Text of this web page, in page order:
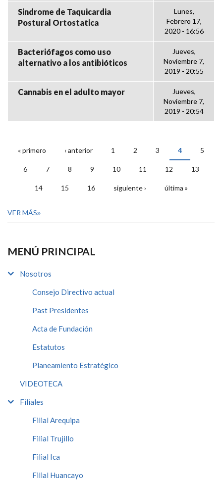
Sindrome de Taquicardia
Postural Ortostatica
Lunes,
Febrero 17,
2020 - 16:56
Bacteriófagos como uso
alternativo a los antibióticos
Jueves,
Noviembre 7,
2019 - 20:55
Cannabis en el adulto mayor
Jueves,
Noviembre 7,
2019 - 20:54
PÁGINAS
« primero ‹ anterior 1 2 3 4 5
6 7 8 9 10 11 12 13
14 15 16 siguiente › última »
VER MÁS
MENÚ PRINCIPAL
Nosotros
Consejo Directivo actual
Past Presidentes
Acta de Fundación
Estatutos
Planeamiento Estratégico
VIDEOTECA
Filiales
Filial Arequipa
Filial Trujillo
Filial Ica
Filial Huancayo